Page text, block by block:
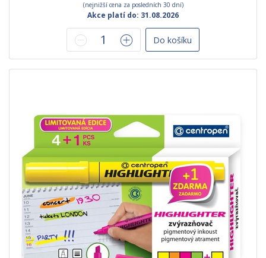
(nejnižší cena za posledních 30 dní)
Akce platí do: 31.08.2026
Do košíku